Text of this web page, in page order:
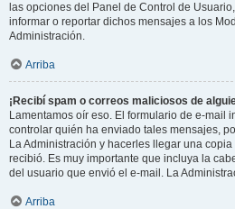
las opciones del Panel de Control de
informar o reportar dichos mensajes a los
Administración.
Arriba
¡Recibí spam o correos maliciosos de
Lamentamos oír eso. El formulario de e-mail
controlar quién ha enviado tales mensajes,
La Administración y hacerles llegar una
recibió. Es muy importante que incluya la
del usuario que envió el e-mail. La
Arriba